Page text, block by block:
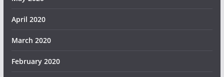
April 2020
March 2020
February 2020